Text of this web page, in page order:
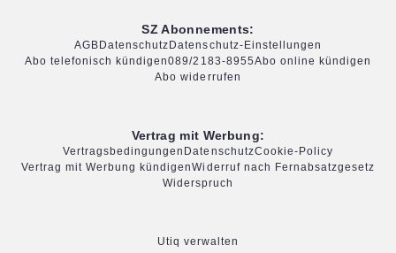
SZ Abonnements:
AGB Datenschutz Datenschutz-Einstellungen
Abo telefonisch kündigen089/2183-8955Abo online kündigen
Abo widerrufen
Vertrag mit Werbung:
Vertragsbedingungen DatenschutzCookie-Policy
Vertrag mit Werbung kündigenWiderruf nach Fernabsatzgesetz
Widerspruch
Utiq verwalten